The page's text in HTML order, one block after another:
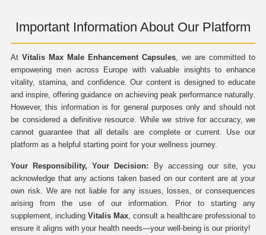
Important Information About Our Platform
At Vitalis Max Male Enhancement Capsules, we are committed to
empowering men across Europe with valuable insights to enhance
vitality, stamina, and confidence. Our content is designed to educate
and inspire, offering guidance on achieving peak performance naturally.
However, this information is for general purposes only and should not
be considered a definitive resource. While we strive for accuracy, we
cannot guarantee that all details are complete or current. Use our
platform as a helpful starting point for your wellness journey.
Your Responsibility, Your Decision: By accessing our site, you
acknowledge that any actions taken based on our content are at your
own risk. We are not liable for any issues, losses, or consequences
arising from the use of our information. Prior to starting any
supplement, including Vitalis Max, consult a healthcare professional to
ensure it aligns with your health needs—your well-being is our priority!